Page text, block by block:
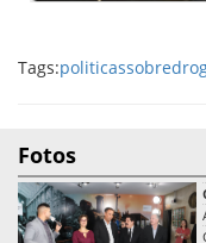
Tags:
Fotos